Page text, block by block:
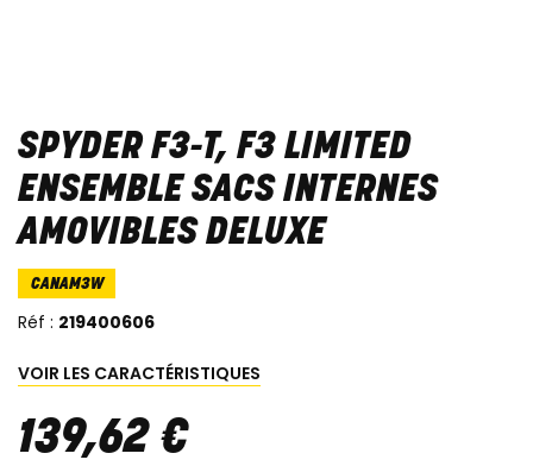
SPYDER F3-T, F3 LIMITED
ENSEMBLE SACS INTERNES
AMOVIBLES DELUXE
CANAM3W
Réf : 219400606
VOIR LES CARACTÉRISTIQUES
139,62 €